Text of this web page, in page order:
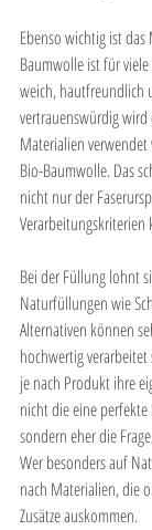
Ebenso wichtig ist
Baumwolle ist für
weich, hautfreundlich
vertrauenswürdig wird
Materialien verwendet
Bio-Baumwolle. Das
nicht nur der
Verarbeitungskriterien
Bei der Füllung lohnt
Naturfüllungen wie
Alternativen können
hochwertig
je nach Produkt ihre
nicht die eine
sondern eher die
Wer besonders auf
nach Materialien, die
Zusätze auskommen.